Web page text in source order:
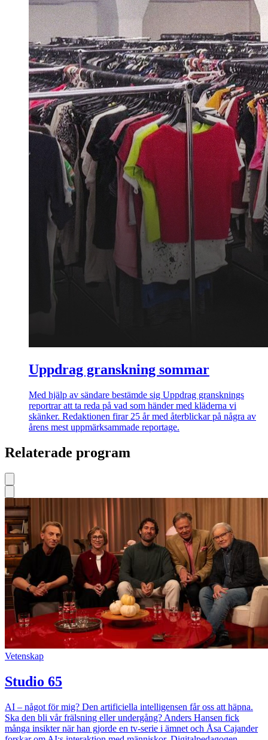
Uppdrag granskning sommar
Med hjälp av sändare bestämde sig Uppdrag gransknings
reportrar att ta reda på vad som händer med kläderna vi
skänker. Redaktionen firar 25 år med återblickar på några av
årens mest uppmärksammade reportage.
Relaterade program
Vetenskap
Studio 65
AI – något för mig? Den artificiella intelligensen får oss att häpna.
Ska den bli vår frälsning eller undergång? Anders Hansen fick
många insikter när han gjorde en tv-serie i ämnet och Åsa Cajander